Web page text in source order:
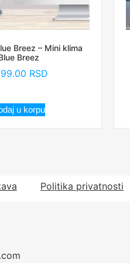
Breez – Mini klima
Breez
RSD
u korpu
Politika privatnosti